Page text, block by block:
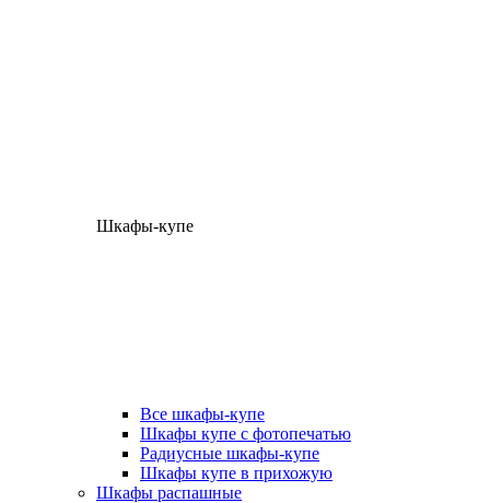
Шкафы-купе
Все шкафы-купе
Шкафы купе с фотопечатью
Радиусные шкафы-купе
Шкафы купе в прихожую
Шкафы распашные